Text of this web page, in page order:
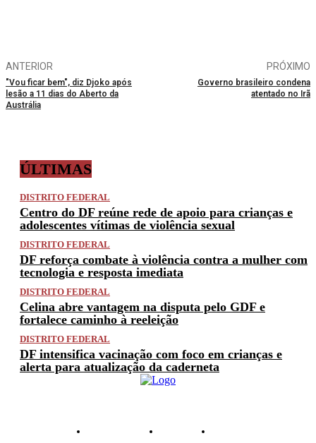
ANTERIOR
"Vou ficar bem", diz Djoko após
lesão a 11 dias do Aberto da
Austrália
PRÓXIMO
Governo brasileiro condena
atentado no Irã
ÚLTIMAS
DISTRITO FEDERAL
Centro do DF reúne rede de apoio para crianças e
adolescentes vítimas de violência sexual
DISTRITO FEDERAL
DF reforça combate à violência contra a mulher com
tecnologia e resposta imediata
DISTRITO FEDERAL
Celina abre vantagem na disputa pelo GDF e
fortalece caminho à reeleição
DISTRITO FEDERAL
DF intensifica vacinação com foco em crianças e
alerta para atualização da caderneta